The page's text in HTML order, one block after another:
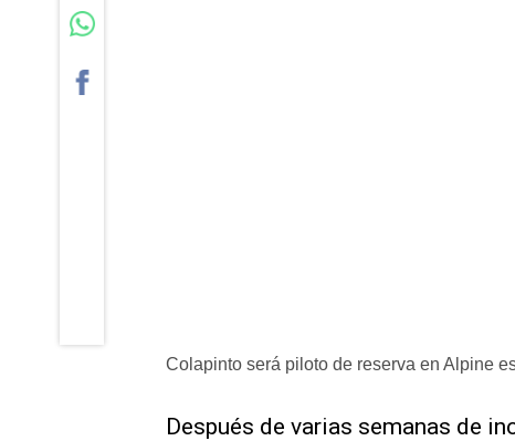
Colapinto será piloto de reserva en Alpine
Después de varias semanas de